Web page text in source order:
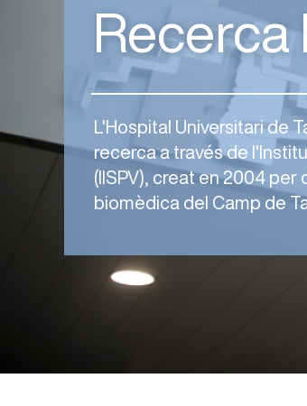
Recerca
L'Hospital Universitari de
recerca a través de
(IISPV), creat en 2004
biomèdica del Camp de